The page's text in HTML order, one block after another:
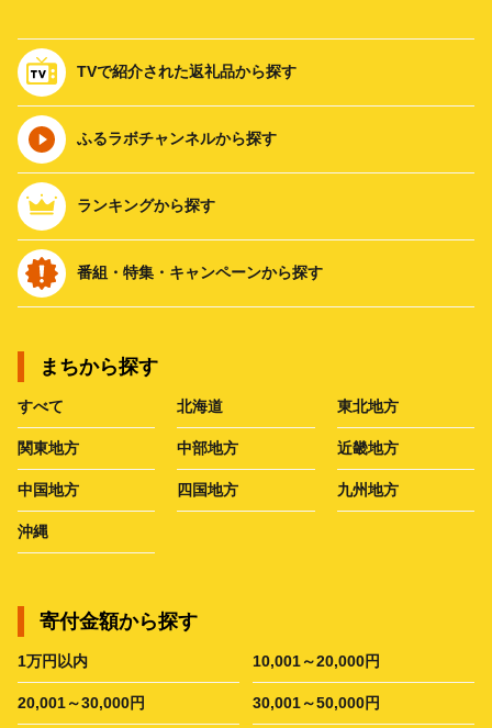
TVで紹介された返礼品から探す
ふるラボチャンネルから探す
ランキングから探す
番組・特集・キャンペーンから探す
まちから探す
すべて 北海道 東北地方
関東地方 中部地方 近畿地方
中国地方 四国地方 九州地方
沖縄
寄付金額から探す
1万円以内 10,001～20,000円
20,001～30,000円 30,001～50,000円